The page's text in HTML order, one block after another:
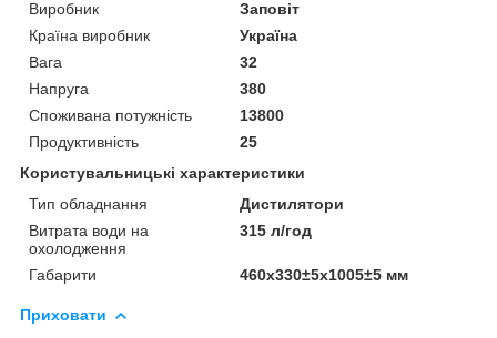
Виробник
Заповіт
Країна виробник
Україна
Вага
32
Напруга
380
Споживана потужність
13800
Продуктивність
25
Користувальницькі характеристики
Тип обладнання
Дистилятори
Витрата води на
охолодження
315 л/год
Габарити 460х330±5х1005±5 мм
Приховати